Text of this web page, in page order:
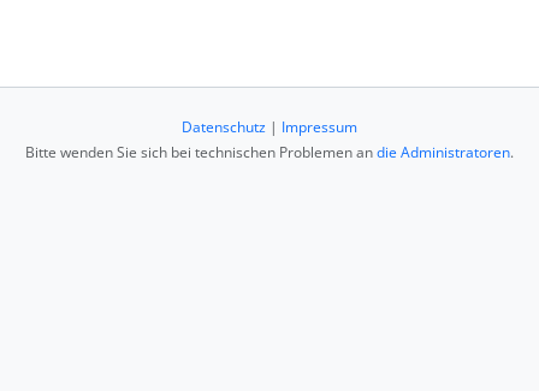
Datenschutz | Impressum
Bitte wenden Sie sich bei technischen Problemen andie Administratoren.